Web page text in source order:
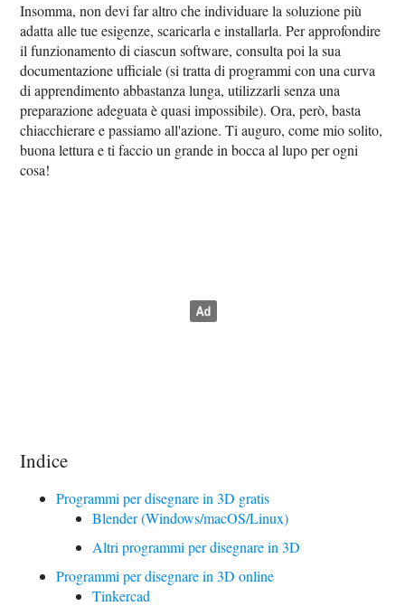
Insomma, non devi far altro che individuare la soluzione più
adatta alle tue esigenze, scaricarla e installarla. Per approfondire
il funzionamento di ciascun software, consulta poi la sua
documentazione ufficiale (si tratta di programmi con una curva
di apprendimento abbastanza lunga, utilizzarli senza una
preparazione adeguata è quasi impossibile). Ora, però, basta
chiacchierare e passiamo all'azione. Ti auguro, come mio solito,
buona lettura e ti faccio un grande in bocca al lupo per ogni
cosa!
Indice
Programmi per disegnare in 3D gratis
Blender (Windows/macOS/Linux)
Altri programmi per disegnare in 3D
Programmi per disegnare in 3D online
Tinkercad